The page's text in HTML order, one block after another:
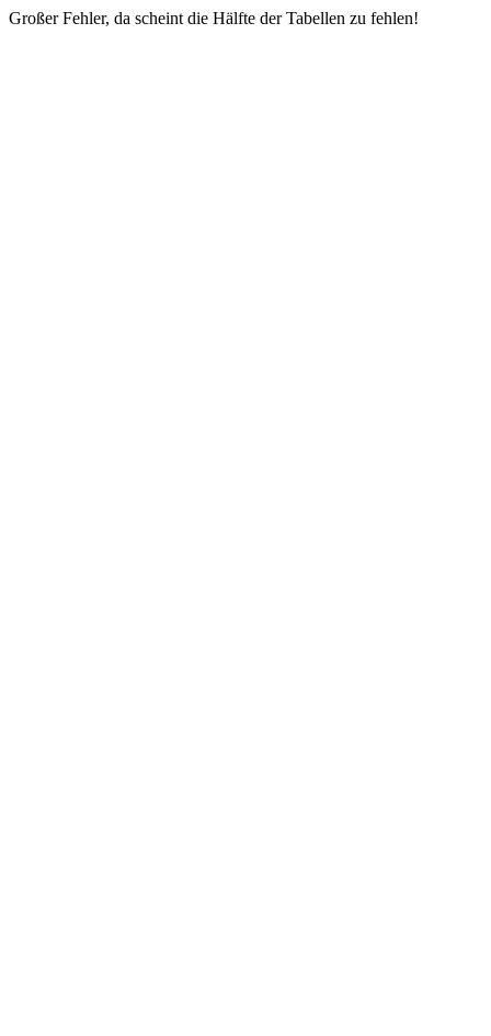
Großer Fehler, da scheint die Hälfte der Tabellen zu fehlen!